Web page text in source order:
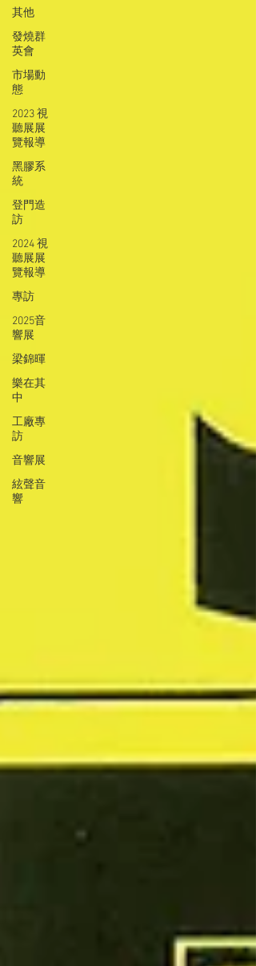
其他
發燒群
英會
市場動
態
2023 視
聽展展
覽報導
黑膠系
統
登門造
訪
2024 視
聽展展
覽報導
專訪
2025音
響展
梁錦暉
樂在其
中
工廠專
訪
音響展
絃聲音
響